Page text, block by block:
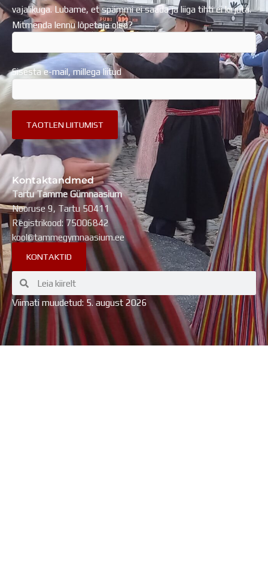
vajalikuga. Lubame, et spämmi ei saada ja liiga tihti ei kirjuta.
Mitmenda lennu lõpetaja oled?
Sisesta e-mail, millega liitud
Kontaktandmed
Tartu Tamme Gümnaasium
Nooruse 9, Tartu 50411
Registrikood: 75006842
kool@tammegymnaasium.ee
KONTAKTID
Search
Viimati muudetud: 5. august 2026